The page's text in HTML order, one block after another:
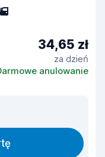
5
34,65 zł
za dzień
anulowanie